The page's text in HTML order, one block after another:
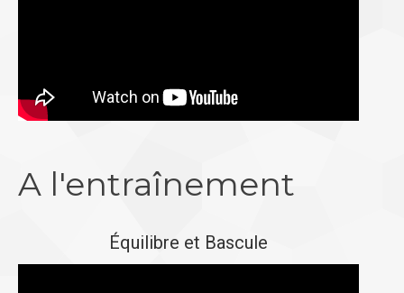
A l'entraînement
Équilibre et Bascule